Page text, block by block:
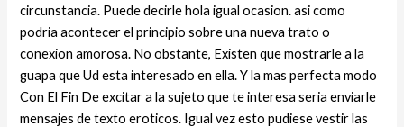
circunstancia. Puede decirle hola igual ocasion. asi­ como
podria acontecer el principio sobre una nueva trato o
conexion amorosa. No obstante, Existen que mostrarle a la
guapa que Ud esta interesado en ella. Y la mas perfecta modo
Con El Fin De excitar a la sujeto que te interesa seri­a enviarle
mensajes de texto eroticos. Igual vez esto pudiese vestir las